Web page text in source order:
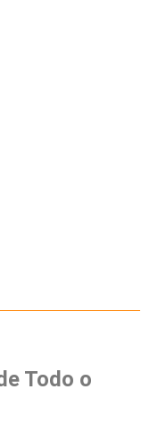
Todo o